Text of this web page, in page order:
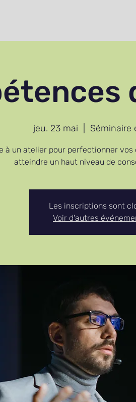
jeu. 23 mai Séminaire
à un atelier pour perfectionner
atteindre un haut niveau de
Les inscriptions sont
Voir d'autres